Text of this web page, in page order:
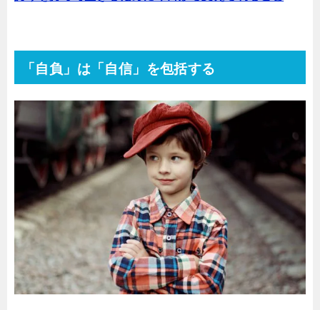
「自負」は「自信」を包括する